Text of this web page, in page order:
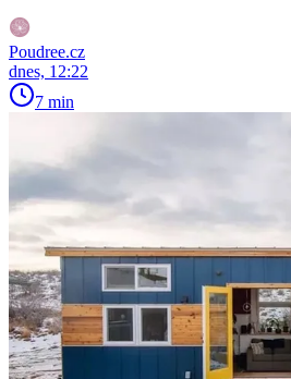
Poudree.cz
dnes, 12:22
7 min